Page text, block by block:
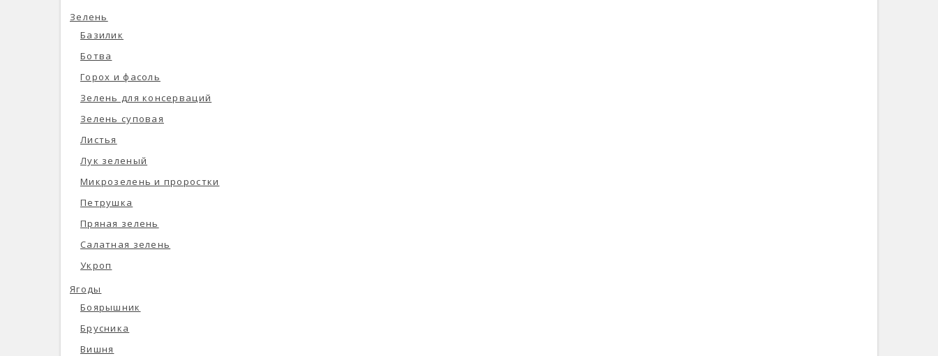
Зелень
Базилик
Ботва
Горох и фасоль
Зелень для консерваций
Зелень суповая
Листья
Лук зеленый
Микрозелень и проростки
Петрушка
Пряная зелень
Салатная зелень
Укроп
Ягоды
Боярышник
Брусника
Вишня